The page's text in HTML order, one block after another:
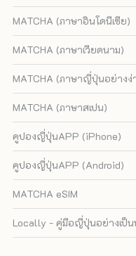
MATCHA (ภาษาอินโดนีเซีย)
MATCHA (ภาษาเวียดนาม)
MATCHA (ภาษาญี่ปุ่นอย่างง่
MATCHA (ภาษาสเปน)
คูปองญี่ปุ่นAPP (iPhone)
คูปองญี่ปุ่นAPP (Android)
MATCHA eSIM
Locally - คู่มือญี่ปุ่นอย่างเป็น